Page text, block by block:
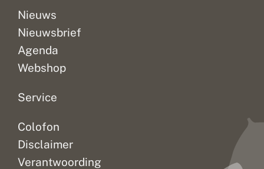
Nieuws
Nieuwsbrief
Agenda
Webshop
Service
Colofon
Disclaimer
Verantwoording